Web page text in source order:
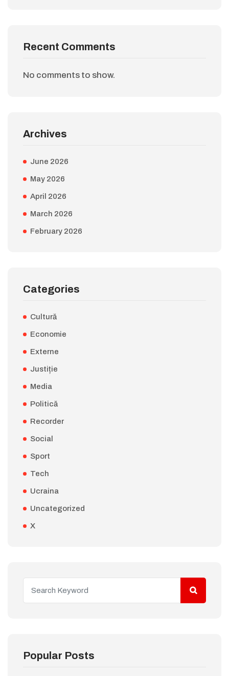
Recent Comments
No comments to show.
Archives
June 2026
May 2026
April 2026
March 2026
February 2026
Categories
Cultură
Economie
Externe
Justiție
Media
Politică
Recorder
Social
Sport
Tech
Ucraina
Uncategorized
X
Popular Posts